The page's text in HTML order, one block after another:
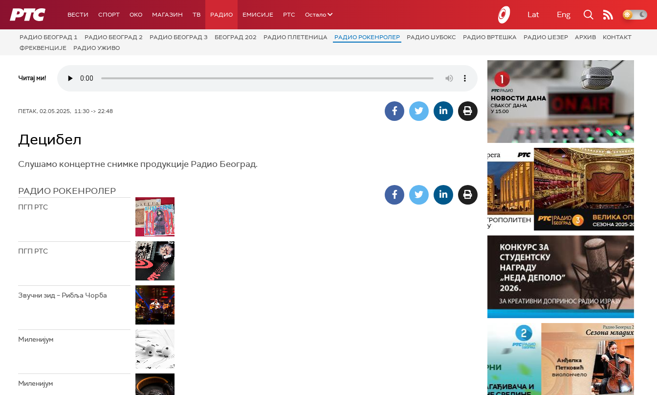
РТС ВЕСТИ СПОРТ OKO МАГАЗИН ТВ РАДИО ЕМИСИЈЕ РТС Остало Lat Eng
РАДИО БЕОГРАД 1 РАДИО БЕОГРАД 2 РАДИО БЕОГРАД 3 БЕОГРАД 202 РАДИО ПЛЕТЕНИЦА РАДИО РОКЕНРОЛЕР РАДИО ЏУБОКС РАДИО ВРТЕШКА РАДИО ЏЕЗЕР АРХИВ
КОНТАКТ
ФРЕКВЕНЦИЈЕ
РАДИО УЖИВО
Читај ми!
ПЕТАК, 02.05.2025, 11:30 -> 22:48
Децибел
Слушамо концертне снимке продукције Радио Београд.
РАДИО РОКЕНРОЛЕР
ПГП РТС
ПГП РТС
Звучни зид – Рибља Чорба
Mиленијум
Миленијум